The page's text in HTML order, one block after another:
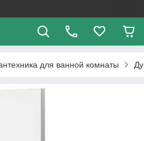
для ванной комнаты